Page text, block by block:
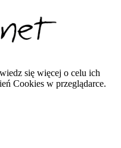
się więcej o celu ich
Cookies w przeglądarce.